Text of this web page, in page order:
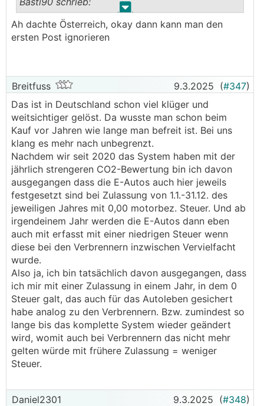
Steuern auf Elektros
Schauma mal was diverse Richter zu dem Gesetz
sagen, denke die werden sich noch damit
beschäftigen müssen...
Das war doch Deutschland?
. .
──────..
satking schrieb:
herrscht
habt ihr wirklich gedacht, dass die e wagln auf
dauer steuerfrei bleiben???
───────────────
bis 2030 hat's damals geheißen gibt's keine
Steuern auf Elektros
Schauma mal was diverse Richter zu dem Gesetz
sagen, denke die werden sich noch damit
beschäftigen müssen...
───────────────
Das war doch Deutschland?
Ah dachte Österreich, okay dann kann man den
ersten Post ignorieren
Breitfuss 9.3.2025 (#347)
Das ist in Deutschland schon viel klüger und
weitsichtiger gelöst. Da wusste man schon beim
Kauf vor Jahren wie lange man befreit ist. Bei uns
klang es mehr nach unbegrenzt.
Nachdem wir seit 2020 das System haben mit der
jährlich strengeren CO2-Bewertung bin ich davon
ausgegangen dass die E-Autos auch hier jeweils
festgesetzt sind bei Zulassung von 1.1.-31.12. des
jeweiligen Jahres mit 0,00 motorbez. Steuer. Und ab
irgendeinem Jahr werden die E-Autos dann eben
auch mit erfasst mit einer niedrigen Steuer wenn
diese bei den Verbrennern inzwischen Vervielfacht
wurde.
Also ja, ich bin tatsächlich davon ausgegangen, dass
ich mir mit einer Zulassung in einem Jahr, in dem 0
Steuer galt, das auch für das Autoleben gesichert
habe analog zu den Verbrennern. Bzw. zumindest so
lange bis das komplette System wieder geändert
wird, womit auch bei Verbrennern das nicht mehr
gelten würde mit frühere Zulassung = weniger
Steuer.
Daniel2301 9.3.2025 (#348)